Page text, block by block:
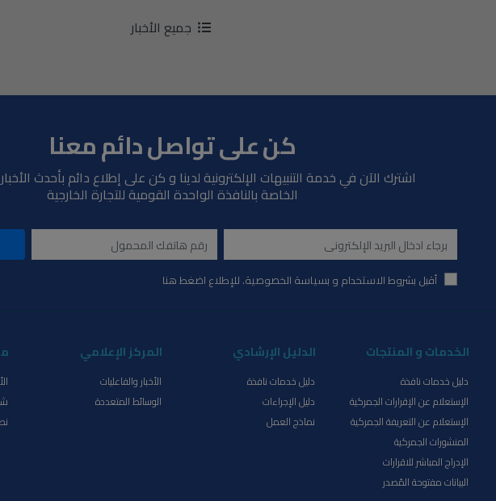
جميع الأخبار
كن على تواصل دائم معنا
اشترك الآن في خدمة التنبيهات الإلكترونية لدينا و كن على إطلاع دائم بأحدث
الخاصة بالنافذة الواحدة القومية للتجارة الخارجية
أقبل بشروط الاستخدام و بسياسة الخصوصية. للإطلاع اضغط هنا
الخدمات و المنتجات
دليل خدمات نافذة
الإستعلام عن الإقرارات الجمركية
الإستعلام عن التعريفة الجمركية
المنشورات الجمركية
الإدراج المباشر للاقرارات
البيانات مفتوحة المُصدر
الدليل الإرشادي
دليل خدمات نافذة
دليل الإجراءات
نماذج العمل
المركز الإعلامي
الأخبار والفاعليات
الوسائط المتعددة